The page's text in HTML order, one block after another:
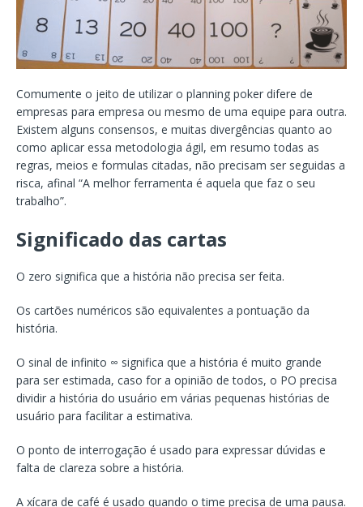
Comumente o jeito de utilizar o planning poker difere de
empresas para empresa ou mesmo de uma equipe para outra.
Existem alguns consensos, e muitas divergências quanto ao
como aplicar essa metodologia ágil, em resumo todas as
regras, meios e formulas citadas, não precisam ser seguidas a
risca, afinal “A melhor ferramenta é aquela que faz o seu
trabalho”.
Significado das cartas
O zero significa que a história não precisa ser feita.
Os cartões numéricos são equivalentes a pontuação da
história.
O sinal de infinito ∞ significa que a história é muito grande
para ser estimada, caso for a opinião de todos, o PO precisa
dividir a história do usuário em várias pequenas histórias de
usuário para facilitar a estimativa.
O ponto de interrogação é usado para expressar dúvidas e
falta de clareza sobre a história.
A xícara de café é usado quando o time precisa de uma pausa.